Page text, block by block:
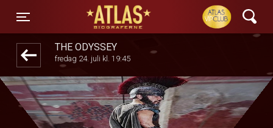
Toggle navigation
ATLAS Biograferne
THE ODYSSEY
fredag 24. juli kl. 19:45
front03-cc 074859